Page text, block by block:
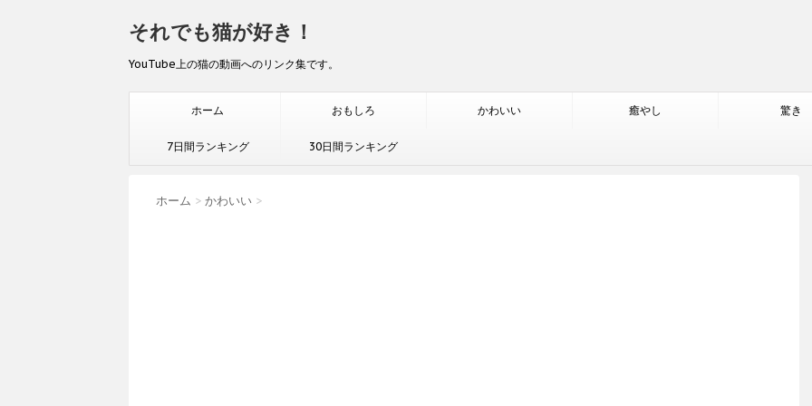
それでも猫が好き！
YouTube上の猫の動画へのリンク集です。
ホーム おもしろ かわいい 癒やし 驚き
7日間ランキング 30日間ランキング
ホーム > かわいい >